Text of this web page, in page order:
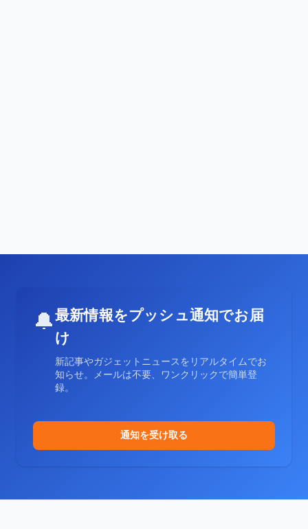
🔔最新情報をプッシュ通知でお届
け
新記事やガジェットニュースをリアルタイムでお
知らせ。メールは不要、ワンクリックで簡単登
録。
通知を受け取る